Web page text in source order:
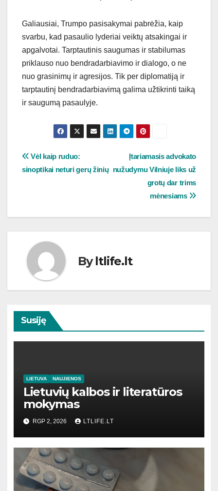
Galiausiai, Trumpo pasisakymai pabrėžia, kaip
svarbu, kad pasaulio lyderiai veiktų atsakingai ir
apgalvotai. Tarptautinis saugumas ir stabilumas
priklauso nuo bendradarbiavimo ir dialogo, o ne
nuo grasinimų ir agresijos. Tik per diplomatiją ir
tarptautinį bendradarbiavimą galima užtikrinti taiką
ir saugumą pasaulyje.
Navigacija
tarp
Įtariamasis advokato
nužudymu Vilniuje liks už
grotų dar trims
mėnesiams
Vėl kaip ruduo:
sinoptikai neturi gerų žinių
Byltlife.lt
Susiję
LIETUVA NAUJIENOS
Lietuvių kalbos ir literatūros
mokymas
RGP 2, 2026 LTLIFE.LT